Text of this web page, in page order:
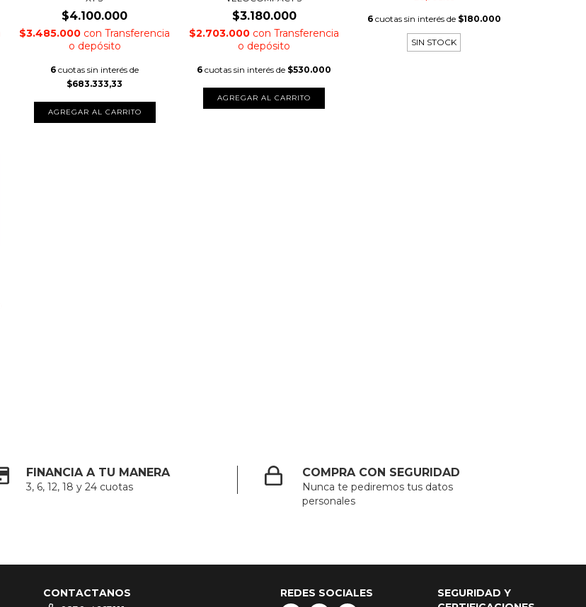
$4.100.000
$3.485.000 con Transferencia
o depósito
6 cuotas sin interés de
$683.333,33
AGREGAR AL CARRITO
$3.180.000
$2.703.000 con Transferencia
o depósito
6 cuotas sin interés de $530.000
6 cuotas sin interés de $180.000
SIN STOCK
FINANCIA A TU MANERA
3, 6, 12, 18 y 24 cuotas
COMPRA CON SEGURIDAD
Nunca te pediremos tus datos
personales
CONTACTANOS
REDES SOCIALES
SEGURIDAD Y